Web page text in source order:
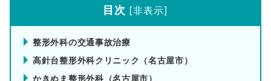
目次 [非表示]
整形外科の交通事故治療
高針台整形外科クリニック（名古屋市）
かきぬま整形外科（名古屋市）